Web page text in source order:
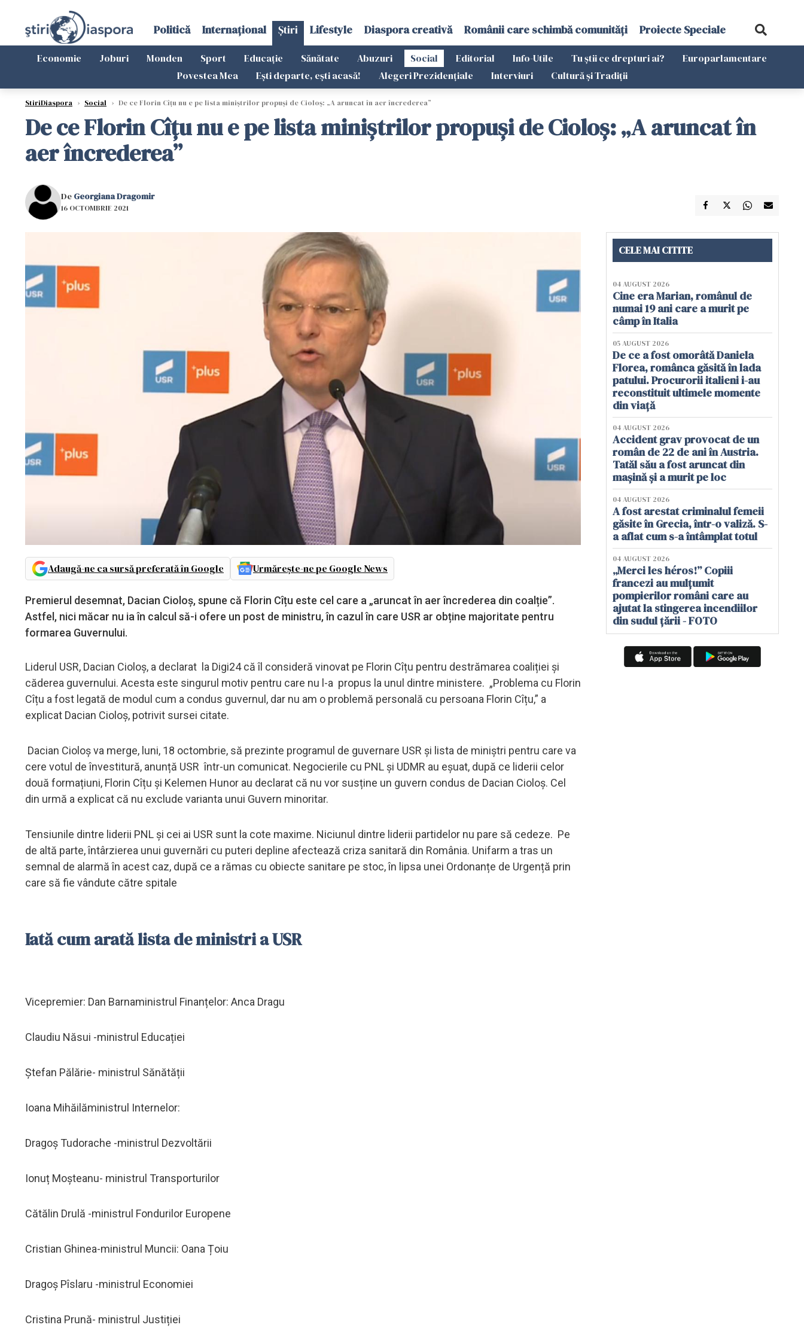
Politică Internațional Știri Lifestyle Diaspora creativă Românii care schimbă comunități Proiecte Speciale
Economie Joburi Monden Sport Educație Sănătate Abuzuri Social Editorial Info-Utile Tu știi ce drepturi ai?
Europarlamentare
Povestea Mea
Ești departe, ești acasă! Alegeri Prezidențiale Interviuri Cultură și Tradiții
StiriDiaspora › Social › De ce Florin Cîțu nu e pe lista miniștrilor propuși de Cioloș: „A aruncat în aer încrederea”
De ce Florin Cîțu nu e pe lista miniștrilor propuși de Cioloș: „A aruncat în
aer încrederea”
De Georgiana Dragomir
16 OCTOMBRIE 2021
Adaugă-ne ca sursă preferată în Google Urmărește-ne pe Google News
Premierul desemnat, Dacian Cioloș, spune că Florin Cîțu este cel care a „aruncat în aer încrederea din coalție”.
Astfel, nici măcar nu ia în calcul să-i ofere un post de ministru, în cazul în care USR ar obține majoritate pentru
formarea Guvernului.
Liderul USR, Dacian Cioloș, a declarat la Digi24 că îl consideră vinovat pe Florin Cîțu pentru destrămarea coaliției și
căderea guvernului. Acesta este singurul motiv pentru care nu l-a propus la unul dintre ministere. „Problema cu Florin
Cîțu a fost legată de modul cum a condus guvernul, dar nu am o problemă personală cu persoana Florin Cîțu,” a
explicat Dacian Cioloș, potrivit sursei citate.
Dacian Cioloș va merge, luni, 18 octombrie, să prezinte programul de guvernare USR și lista de miniștri pentru care va
cere votul de învestitură, anunță USR într-un comunicat. Negocierile cu PNL și UDMR au eșuat, după ce liderii celor
două formațiuni, Florin Cîțu și Kelemen Hunor au declarat că nu vor susține un guvern condus de Dacian Cioloș. Cel
din urmă a explicat că nu exclude varianta unui Guvern minoritar.
Tensiunile dintre liderii PNL și cei ai USR sunt la cote maxime. Niciunul dintre liderii partidelor nu pare să cedeze. Pe
de altă parte, întârzierea unui guvernări cu puteri depline afectează criza sanitară din România. Unifarm a tras un
semnal de alarmă în acest caz, după ce a rămas cu obiecte sanitare pe stoc, în lipsa unei Ordonanțe de Urgență prin
care să fie vândute către spitale
Iată cum arată lista de ministri a USR
Vicepremier: Dan Barnaministrul Finanțelor: Anca Dragu
Claudiu Năsui -ministrul Educației
Ștefan Pălărie- ministrul Sănătății
Ioana Mihăilăministrul Internelor:
Dragoș Tudorache -ministrul Dezvoltării
Ionuț Moșteanu- ministrul Transporturilor
Cătălin Drulă -ministrul Fondurilor Europene
Cristian Ghinea-ministrul Muncii: Oana Țoiu
Dragoș Pîslaru -ministrul Economiei
Cristina Prună- ministrul Justiției
CELE MAI CITITE
04 AUGUST 2026
Cine era Marian, românul de
numai 19 ani care a murit pe
câmp în Italia
05 AUGUST 2026
De ce a fost omorâtă Daniela
Florea, românca găsită în lada
patului. Procurorii italieni i-au
reconstituit ultimele momente
din viață
04 AUGUST 2026
Accident grav provocat de un
român de 22 de ani în Austria.
Tatăl său a fost aruncat din
mașină și a murit pe loc
04 AUGUST 2026
A fost arestat criminalul femeii
găsite în Grecia, într-o valiză. S-
a aflat cum s-a întâmplat totul
04 AUGUST 2026
„Merci les héros!” Copiii
francezi au mulțumit
pompierilor români care au
ajutat la stingerea incendiilor
din sudul țării - FOTO